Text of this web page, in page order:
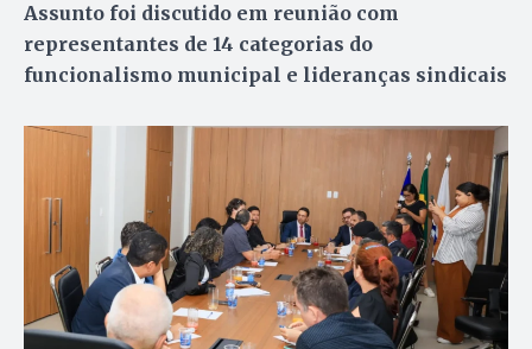
Assunto foi discutido em reunião com
representantes de 14 categorias do
funcionalismo municipal e lideranças sindicais